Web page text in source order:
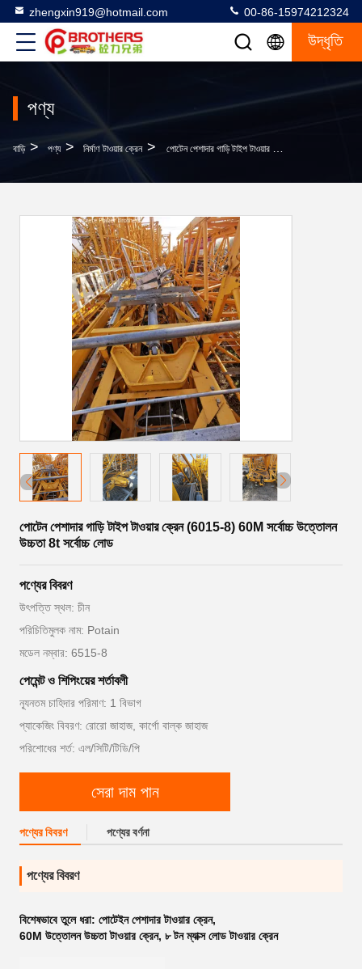
zhengxin919@hotmail.com 00-86-15974212324
উদ্ধৃতি
পণ্য
বাড়ি > পণ্য > নির্মাণ টাওয়ার ক্রেন > পোটেন পেশাদার গাড়ি টাইপ টাওয়ার ক্রেন (6015-8) 60M সর্বোচ্চ উত্তোলন উচ্চতা 8t সর্বোচ্চ লোড
পোটেন পেশাদার গাড়ি টাইপ টাওয়ার ক্রেন (6015-8) 60M সর্বোচ্চ উত্তোলন
উচ্চতা 8t সর্বোচ্চ লোড
পণ্যের বিবরণ
উৎপত্তি স্থল: চীন
পরিচিতিমুলক নাম: Potain
মডেল নম্বার: 6515-8
পেমেন্ট ও শিপিংয়ের শর্তাবলী
ন্যূনতম চাহিদার পরিমাণ: 1 বিভাগ
প্যাকেজিং বিবরণ: রোরো জাহাজ, কার্গো বাল্ক জাহাজ
পরিশোধের শর্ত: এল/সিটি/টিডি/পি
সেরা দাম পান
পণ্যের বিবরণ পণ্যের বর্ণনা
পণ্যের বিবরণ
বিশেষভাবে তুলে ধরা: পোটেইন পেশাদার টাওয়ার ক্রেন,
60M উত্তোলন উচ্চতা টাওয়ার ক্রেন, ৮ টন ম্যাক্স লোড টাওয়ার ক্রেন